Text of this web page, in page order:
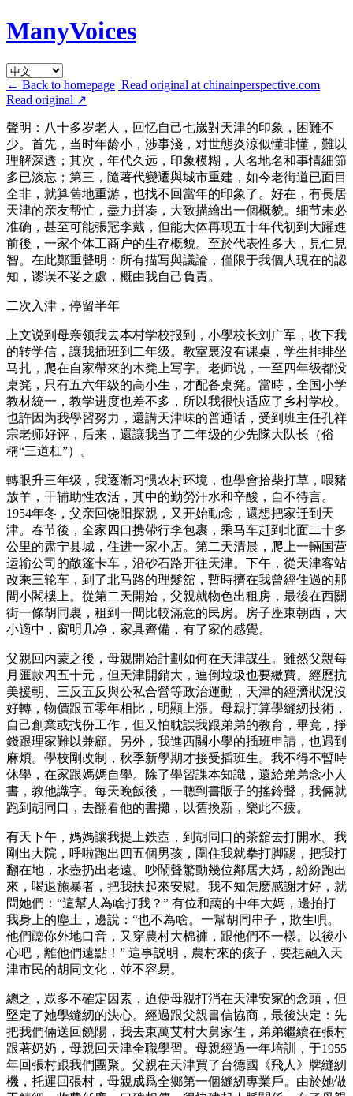
ManyVoices
← Back to homepage Read original at chinainperspective.com
Read original ↗
聲明：八十多岁老人，回忆自己七嵗對天津的印象，困難不
少。首先，当时年龄小，涉事淺，对世態炎涼似懂非懂，難以
理解深透；其次，年代久远，印象模糊，人名地名和事情細節
多已淡忘；第三，隨著代變遷與城市重建，如今老街道已面目
全非，就算舊地重游，也找不回當年的印象了。好在，有長居
天津的亲友帮忙，盡力拼凑，大致描繪出一個概貌。细节未必
准确，甚至可能張冠李戴，但能大体再现五十年代初到大躍進
前後，一家个体工商户的生存概貌。至於代表性多大，見仁見
智。在此鄭重聲明：所有描写與議論，僅限于我個人現在的認
知，谬误不妥之處，概由我自己負責。
二次入津，停留半年
上文说到母亲领我去本村学校报到，小學校长刘广军，收下我
的转学信，讓我插班到二年级。教室裏沒有课桌，学生排排坐
马扎，爬在自家帶來的木凳上写字。老师说，一至四年级都没
桌凳，只有五六年级的高小生，才配备桌凳。當時，全国小学
教材統一，教学进度也差不多，所以我很快适应了乡村学校。
也許因为我學習努力，還講天津味的普通话，受到班主任孔祥
宗老师好评，后来，還讓我当了二年级的少先隊大队长（俗
稱“三道杠”）。
轉眼升三年级，我逐漸习惯农村环境，也學會拾柴打草，喂豬
放羊，干辅助性农活，其中的勤勞汗水和辛酸，自不待言。
1954年冬，父亲回饶阳探親，又开始動念，還想把家迁到天
津。春节後，全家四口携帶行李包裹，乘马车赶到北面二十多
公里的肃宁县城，住进一家小店。第二天清晨，爬上一輛国营
运输公司的敞篷卡车，沿砂石路开往天津。下午，從天津客站
改乘三轮车，到了北马路的理髮舘，暫時擠在我曾經住過的那
間小閣樓上。從第二天開始，父親就物色出租房，最後在西關
街一條胡同裏，租到一間比較滿意的民房。房子座東朝西，大
小適中，窗明几净，家具齊備，有了家的感覺。
父親回内蒙之後，母親開始計劃如何在天津謀生。雖然父親每
月匯款四五十元，但天津開銷大，連倒垃圾也要繳費。經歷抗
美援朝、三反五反與公私合營等政治運動，天津的經濟狀況沒
好轉，物價跟五零年相比，明顯上漲。母親打算學縫紉技術，
自己創業或找份工作，但又怕耽誤我跟弟弟的教育，畢竟，掙
錢跟理家難以兼顧。另外，我進西關小學的插班申請，也遇到
麻煩。學校剛改制，秋季新學期才接受插班生。我不得不暫時
休學，在家跟媽媽自學。除了學習課本知識，還給弟弟念小人
書，教他識字。每天晚飯後，一聼到書販子的搖鈴聲，我倆就
跑到胡同口，去翻看他的書攤，以舊換新，樂此不疲。
有天下午，媽媽讓我提上鉄壺，到胡同口的茶舘去打開水。我
剛出大院，呼啦跑出四五個男孩，圍住我就拳打脚踢，把我打
翻在地，水壺扔出老遠。吵鬧聲驚動幾位鄰居大媽，紛紛跑出
來，喝退施暴者，把我扶起來安慰。我不知怎麽感謝才好，就
問她們：“這幫人為啥打我？” 有位和藹的中年大媽，邊拍打
我身上的塵土，邊說：“也不為啥。一幫胡同串子，欺生唄。
他們聼你外地口音，又穿農村大棉褲，跟他們不一樣。以後小
心吧，離他們遠點！” 這事説明，農村來的孩子，要想融入天
津市民的胡同文化，並不容易。
總之，眾多不確定因素，迫使母親打消在天津安家的念頭，但
堅定了她學縫紉的決心。經過跟父親書信協商，最後決定：先
把我們倆送回饒陽，我去東萬艾村大舅家住，弟弟繼續在張村
跟著奶奶，母親回天津全職學習。母親經過一年培訓，于1955
年回張村跟我們團聚。父親在天津買了台德國《飛人》牌縫紉
機，托運回張村，母親成爲全鄉第一個縫紉專業戶。由於她做